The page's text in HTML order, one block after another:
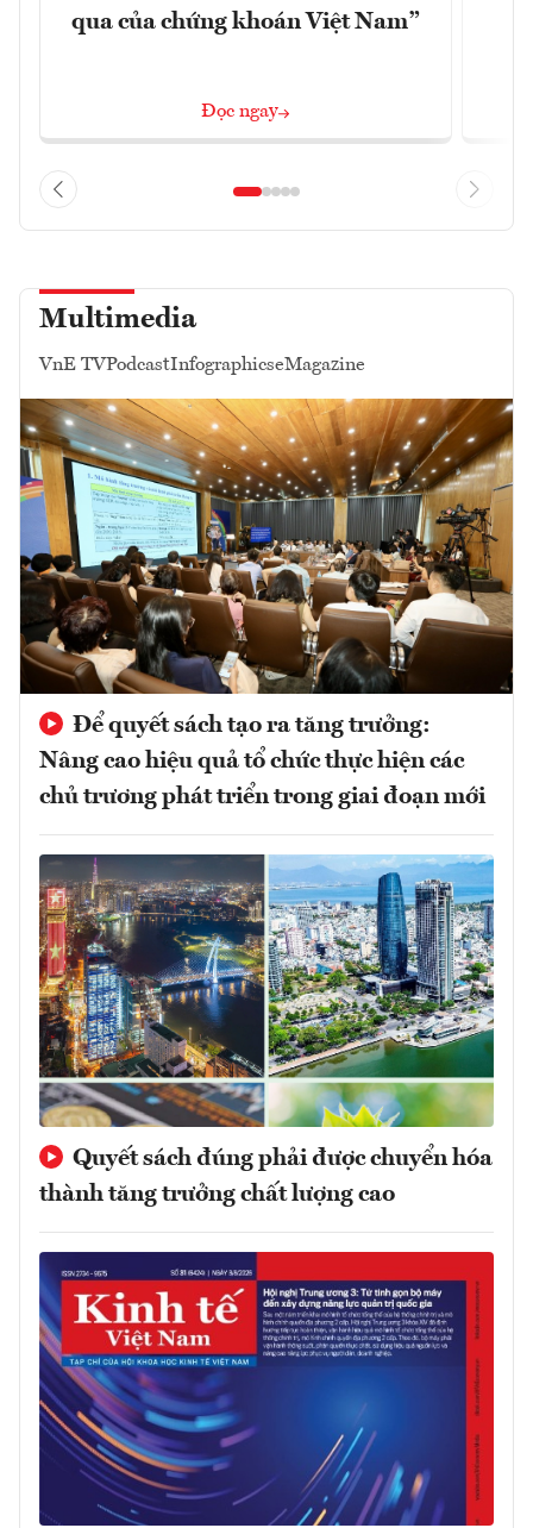
qua của chứng khoán Việt Nam”
Đọc ngay
Multimedia
VnE TVPodcastInfographicseMagazine
Để quyết sách tạo ra tăng trưởng:
Nâng cao hiệu quả tổ chức thực hiện các
chủ trương phát triển trong giai đoạn mới
Quyết sách đúng phải được chuyển hóa
thành tăng trưởng chất lượng cao